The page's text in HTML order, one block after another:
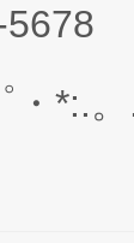
・*:.